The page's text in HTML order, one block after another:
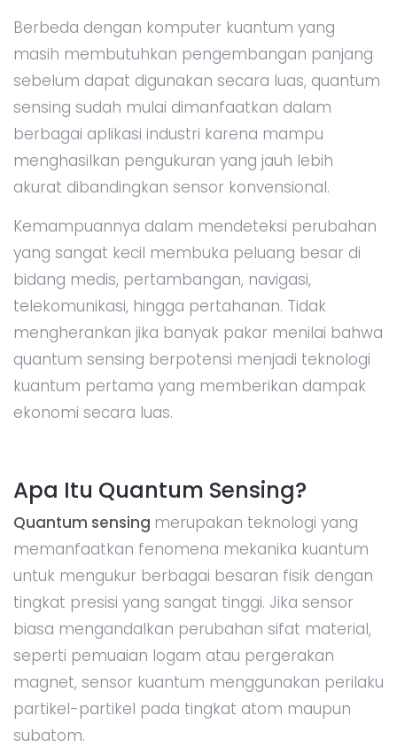
Berbeda dengan komputer kuantum yang
masih membutuhkan pengembangan panjang
sebelum dapat digunakan secara luas, quantum
sensing sudah mulai dimanfaatkan dalam
berbagai aplikasi industri karena mampu
menghasilkan pengukuran yang jauh lebih
akurat dibandingkan sensor konvensional.
Kemampuannya dalam mendeteksi perubahan
yang sangat kecil membuka peluang besar di
bidang medis, pertambangan, navigasi,
telekomunikasi, hingga pertahanan. Tidak
mengherankan jika banyak pakar menilai bahwa
quantum sensing berpotensi menjadi teknologi
kuantum pertama yang memberikan dampak
ekonomi secara luas.
Apa Itu Quantum Sensing?
Quantum sensing merupakan teknologi yang
memanfaatkan fenomena mekanika kuantum
untuk mengukur berbagai besaran fisik dengan
tingkat presisi yang sangat tinggi. Jika sensor
biasa mengandalkan perubahan sifat material,
seperti pemuaian logam atau pergerakan
magnet, sensor kuantum menggunakan perilaku
partikel-partikel pada tingkat atom maupun
subatom.